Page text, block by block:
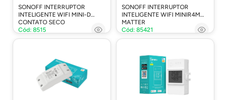
SONOFF INTERRUPTOR
INTELIGENTE WIFI MINI-D
CONTATO SECO
Cód: 8515
SONOFF INTERRUPTOR
INTELIGENTE WIFI MINIR4M
MATTER
Cód: 85421